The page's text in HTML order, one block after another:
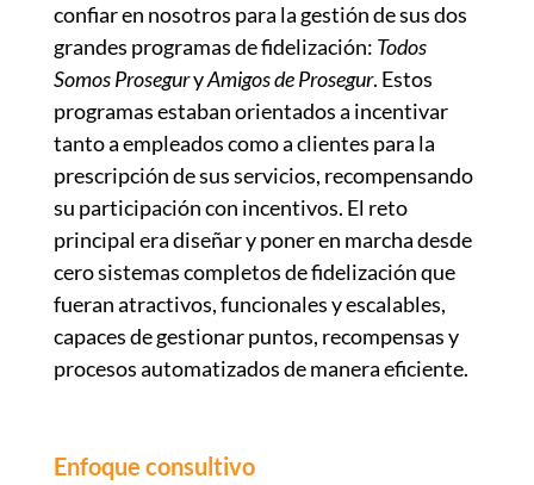
confiar en nosotros para la gestión de sus dos
grandes programas de fidelización: Todos
Somos ProseguryAmigos de Prosegur. Estos
programas estaban orientados a incentivar
tanto a empleados como a clientes para la
prescripción de sus servicios, recompensando
su participación con incentivos. El reto
principal era diseñar y poner en marcha desde
cero sistemas completos de fidelización que
fueran atractivos, funcionales y escalables,
capaces de gestionar puntos, recompensas y
procesos automatizados de manera eficiente.
Enfoque consultivo